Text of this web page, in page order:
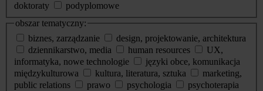
doktoraty
podyplomowe
obszar tematyczny:
biznes, zarządzanie
design, projektowanie, architektura
dziennikarstwo, media
human resources
UX,
informatyka, nowe technologie
języki obce, komunikacja
międzykulturowa
kultura, literatura, sztuka
marketing,
public relations
prawo psychologia
psychoterapia